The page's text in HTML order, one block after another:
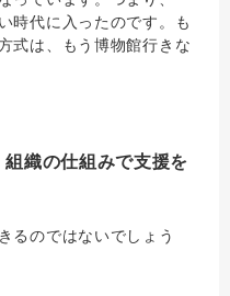
時代に入ったのです。も
式は、もう博物館行きな
織の仕組みで支援を
るのではないでしょう